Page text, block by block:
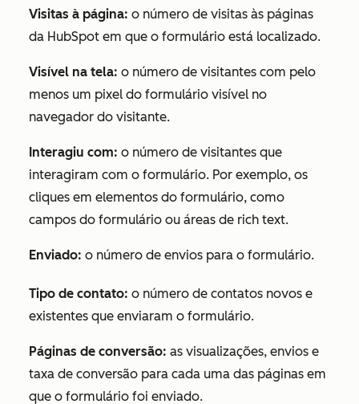
Visitas à página: o número de visitas às páginas
da HubSpot em que o formulário está localizado.
Visível na tela: o número de visitantes com pelo
menos um pixel do formulário visível no
navegador do visitante.
Interagiu com: o número de visitantes que
interagiram com o formulário. Por exemplo, os
cliques em elementos do formulário, como
campos do formulário ou áreas de rich text.
Enviado: o número de envios para o formulário.
Tipo de contato: o número de contatos novos e
existentes que enviaram o formulário.
Páginas de conversão: as visualizações, envios e
taxa de conversão para cada uma das páginas em
que o formulário foi enviado.